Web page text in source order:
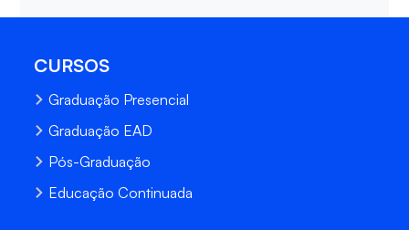
CURSOS
Graduação Presencial
Graduação EAD
Pós-Graduação
Educação Continuada